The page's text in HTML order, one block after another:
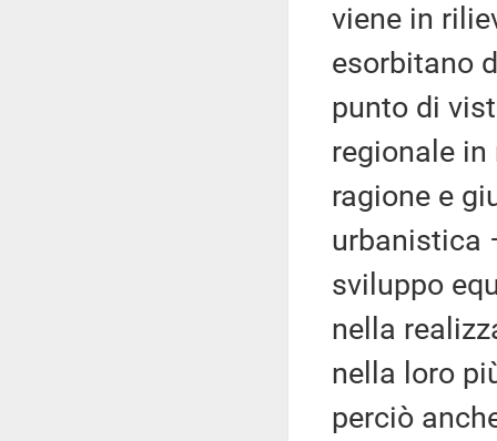
viene in
esorbitano
punto di
regionale
ragione e
urbanistica
sviluppo
nella
nella loro
perciò